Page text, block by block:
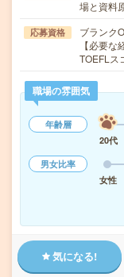
場と資料
応募資格
ブランク
【必要
TOEFLス
職場の雰囲気
年齢層
20代
男女比率
女性
気になる!